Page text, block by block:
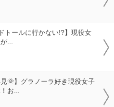
トールに行かない!?】現役女
...
見🌞】グラノーラ好き現役女子
お...